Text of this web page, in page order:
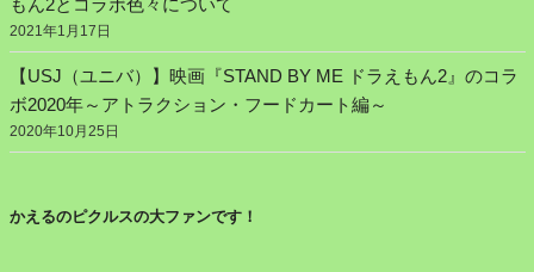
2021年1月17日
【USJ（ユニバ）】映画『STAND BY ME ドラえもん2』のコラ
ボ2020年～アトラクション・フードカート編～
2020年10月25日
かえるのピクルスの大ファンです！